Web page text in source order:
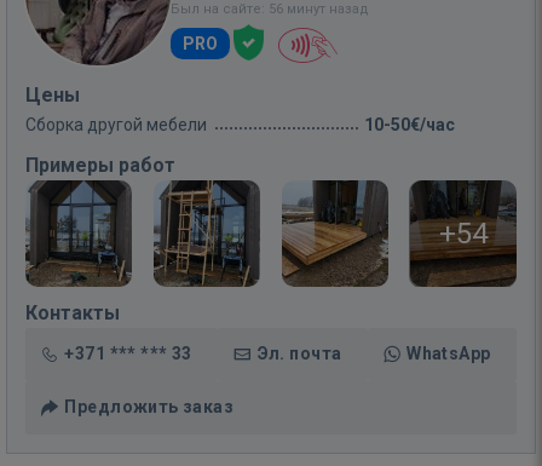
Был на сайте: 56 минут назад
PRO
Цены
Сборка другой мебели 10-50€/час
Примеры работ
+54
Контакты
+371 *** *** 33 Эл. почта WhatsApp
Предложить заказ